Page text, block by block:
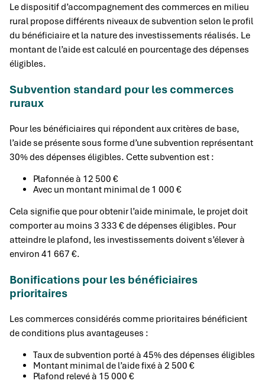
Le dispositif d’accompagnement des commerces en milieu
rural propose différents niveaux de subvention selon le profil
du bénéficiaire et la nature des investissements réalisés. Le
montant de l’aide est calculé en pourcentage des dépenses
éligibles.
Subvention standard pour les commerces
ruraux
Pour les bénéficiaires qui répondent aux critères de base,
l’aide se présente sous forme d’une subvention représentant
30% des dépenses éligibles. Cette subvention est :
Plafonnée à 12 500 €
Avec un montant minimal de 1 000 €
Cela signifie que pour obtenir l’aide minimale, le projet doit
comporter au moins 3 333 € de dépenses éligibles. Pour
atteindre le plafond, les investissements doivent s’élever à
environ 41 667 €.
Bonifications pour les bénéficiaires
prioritaires
Les commerces considérés comme prioritaires bénéficient
de conditions plus avantageuses :
Taux de subvention porté à 45% des dépenses éligibles
Montant minimal de l’aide fixé à 2 500 €
Plafond relevé à 15 000 €